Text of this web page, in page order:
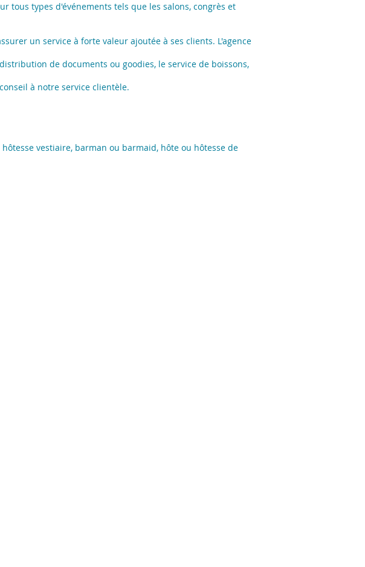
tous types d'événements tels que les salons, congrès et
un service à forte valeur ajoutée à ses clients. L'agence
de documents ou goodies, le service de boissons,
à notre service clientèle.
vestiaire, barman ou barmaid, hôte ou hôtesse de